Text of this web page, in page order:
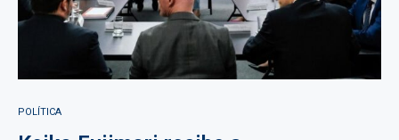
POLÍTICA